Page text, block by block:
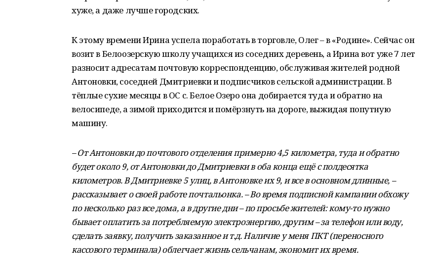
хуже, а даже лучше городских.
К этому времени Ирина успела поработать в торговле, Олег – в «Родине». Сейчас он
возит в Белоозерскую школу учащихся из соседних деревень, а Ирина вот уже 7 лет
разносит адресатам почтовую корреспонденцию, обслуживая жителей родной
Антоновки, соседней Дмитриевки и подписчиков сельской администрации. В
тёплые сухие месяцы в ОС с. Белое Озеро она добирается туда и обратно на
велосипеде, а зимой приходится и помёрзнуть на дороге, выжидая попутную
машину.
– От Антоновки до почтового отделения примерно 4,5 километра, туда и обратно
будет около 9, от Антоновки до Дмитриевки в оба конца ещё с полдесятка
километров. В Дмитриевке 5 улиц, в Антоновке их 9, и все в основном длинные, –
рассказывает о своей работе почтальонка. – Во время подписной кампании обхожу
по несколько раз все дома, а в другие дни – по просьбе жителей: кому-то нужно
бывает оплатить за потребляемую электроэнергию, другим – за телефон или воду,
сделать заявку, получить заказанное и т.д. Наличие у меня ПКТ (переносного
кассового терминала) облегчает жизнь сельчанам, экономит их время.